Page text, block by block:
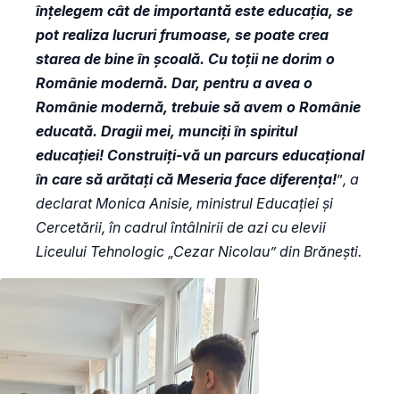
înțelegem cât de importantă este educația, se
pot realiza lucruri frumoase, se poate crea
starea de bine în școală. Cu toții ne dorim o
Românie modernă. Dar, pentru a avea o
Românie modernă, trebuie să avem o Românie
educată. Dragii mei, munciți în spiritul
educației! Construiți-vă un parcurs educațional
în care să arătați că Meseria face diferența!”, a
declarat Monica Anisie, ministrul Educației și
Cercetării, în cadrul întâlnirii de azi cu elevii
Liceului Tehnologic „Cezar Nicolau” din Brănești.